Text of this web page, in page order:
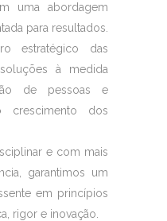
uma abordagem
para resultados.
estratégico das
à medida
de pessoas e
dos
e com mais
garantimos um
em princípios
rigor e inovação.